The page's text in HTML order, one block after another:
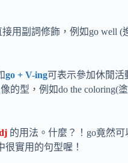
用副詞修飾，例如go well (
go + V-ing可表示參加休閒活
的型，例如do the coloring(
的用法。什麼？！go竟然可
實用的句型喔！